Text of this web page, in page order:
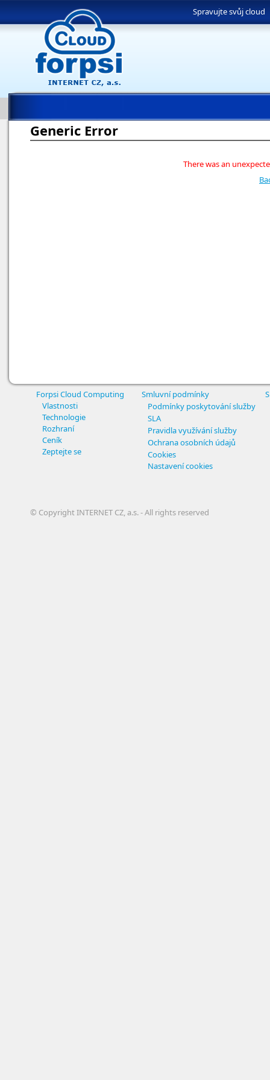
Spravujte svůj cloud
Generic Error
There was an
Forpsi Cloud Computing
Vlastnosti
Technologie
Rozhraní
Ceník
Zeptejte se
Smluvní podmínky
Podmínky poskytování služby
SLA
Pravidla využívání služby
Ochrana osobních údajů
Cookies
Nastavení cookies
© Copyright INTERNET CZ, a.s. - All rights reserved